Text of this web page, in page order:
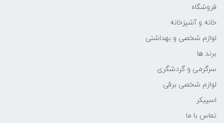
فروشگاه
خانه و آشپزخانه
لوازم شخصی و بهداشتی
برند ها
سرگرمی و گردشگری
لوازم شخصی برقی
اسپیکر
تماس با ما